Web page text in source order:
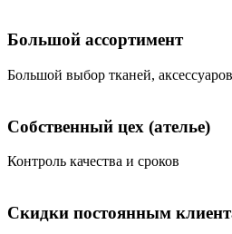
Большой ассортимент
Большой выбор тканей,
Собственный цех (ателье)
Контроль качества и сроков
Скидки постоянным